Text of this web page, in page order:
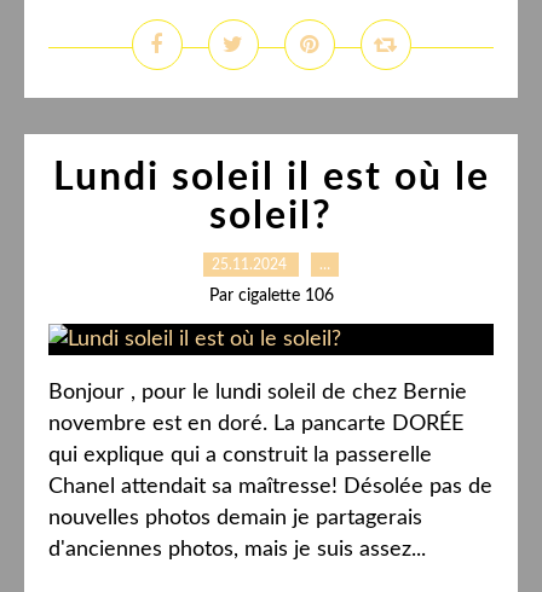
Lundi soleil il est où le
soleil?
25.11.2024 …
Par cigalette 106
Bonjour , pour le lundi soleil de chez Bernie
novembre est en doré. La pancarte DORÉE
qui explique qui a construit la passerelle
Chanel attendait sa maîtresse! Désolée pas de
nouvelles photos demain je partagerais
d'anciennes photos, mais je suis assez...